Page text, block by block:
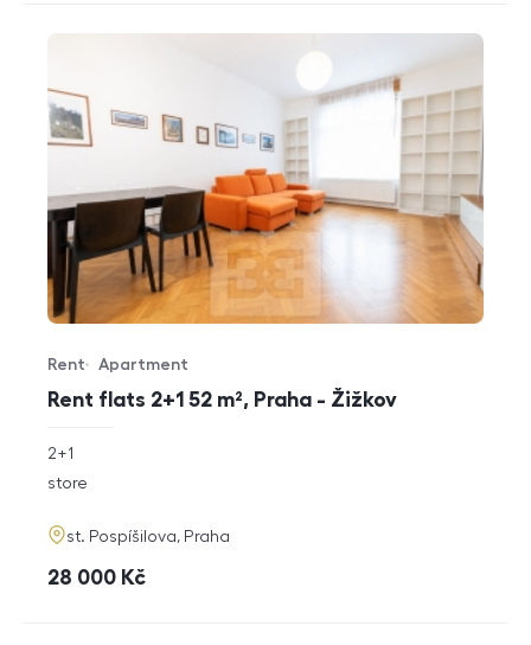
Rent flats 2+1 52 m², Praha - Žižkov
Offer type
Rent
Property type
Apartment
rozměry
2+1
funkce
store
adresa
st. Pospíšilova, Praha
cena
28 000 Kč